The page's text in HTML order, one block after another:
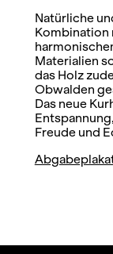
Natürliche
Kombination
Materialien
das Holz
Obwalden
Das neue
Freude und